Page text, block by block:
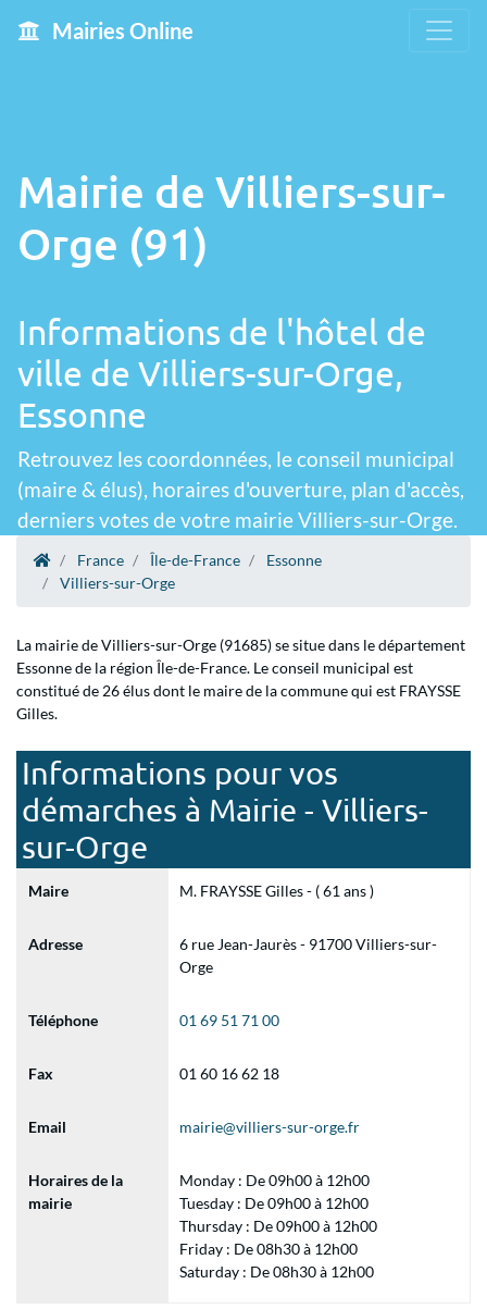
Mairies Online
Mairie de Villiers-sur-
Orge (91)
Informations de l'hôtel de
ville de Villiers-sur-Orge,
Essonne
Retrouvez les coordonnées, le conseil municipal
(maire & élus), horaires d'ouverture, plan d'accès,
derniers votes de votre mairie Villiers-sur-Orge.
France Île-de-France
Essonne
Villiers-sur-Orge
La mairie de Villiers-sur-Orge (91685) se situe dans le département
Essonne de la région Île-de-France. Le conseil municipal est
constitué de 26 élus dont le maire de la commune qui est FRAYSSE
Gilles.
Informations pour vos
démarches à Mairie - Villiers-
sur-Orge
Maire M. FRAYSSE Gilles - ( 61 ans )
Adresse
6 rue Jean-Jaurès - 91700 Villiers-sur-
Orge
Téléphone 01 69 51 71 00
Fax 01 60 16 62 18
Email mairie@villiers-sur-orge.fr
Horaires de la
mairie
Monday : De 09h00 à 12h00
Tuesday : De 09h00 à 12h00
Thursday : De 09h00 à 12h00
Friday : De 08h30 à 12h00
Saturday : De 08h30 à 12h00